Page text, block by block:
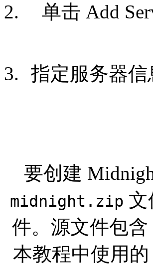
单击 Add
指定服务器
要创建
midnight.zip 文
件。源文件包含
本教程中使用的